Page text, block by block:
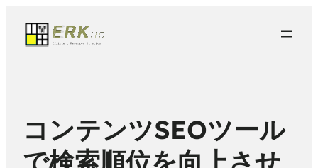
コンテンツSEOツール
で検索順位を向上させ